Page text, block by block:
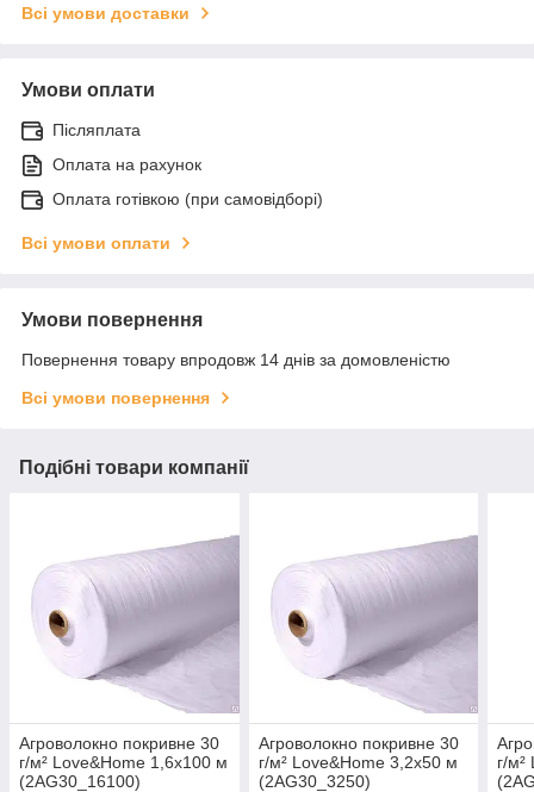
Всі умови доставки
Умови оплати
Післяплата
Оплата на рахунок
Оплата готівкою (при самовідборі)
Всі умови оплати
Умови повернення
Повернення товару впродовж 14 днів за домовленістю
Всі умови повернення
Подібні товари компанії
Агроволокно покривне 30
г/м² Love&Home 1,6х100 м
(2AG30_16100)
Агроволокно покривне 30
г/м² Love&Home 3,2х50 м
(2AG30_3250)
г/